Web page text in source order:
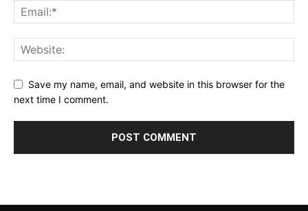
Save my name, email, and website in this browser for the
next time I comment.